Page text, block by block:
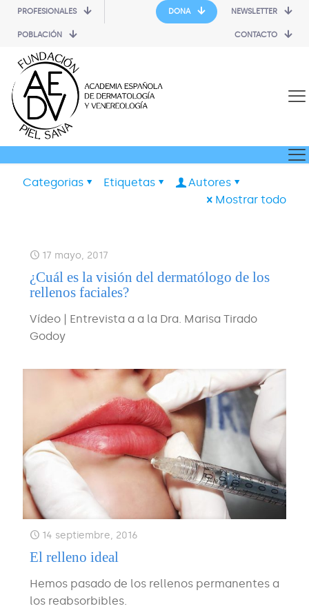
PROFESIONALES
POBLACIÓN
DONA NEWSLETTER
CONTACTO
Categorias Etiquetas
Autores
Mostrar todo
17 mayo, 2017
¿Cuál es la visión del dermatólogo de los
rellenos faciales?
Vídeo | Entrevista a a la Dra. Marisa Tirado
Godoy
14 septiembre, 2016
El relleno ideal
Hemos pasado de los rellenos permanentes a
los reabsorbibles.